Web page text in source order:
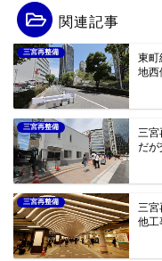
関連記事
三宮再整備
東町
地西
三宮再整備
三宮
だが
三宮再整備
三宮
他工